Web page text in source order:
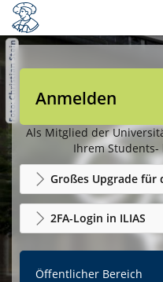
Anmelden
Als Mitglied der
Ihrem Students-
Großes Upgrade für
2FA-Login in ILIAS
Öffentlicher Bereich